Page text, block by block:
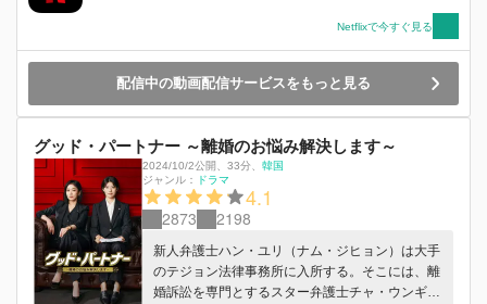
Netflixで今すぐ見る
配信中の動画配信サービスをもっと見る
グッド・パートナー ～離婚のお悩み解決します～
2024/10/2公開 33分
韓国
ジャンル：
ドラマ
4.1
2873 2198
新人弁護士ハン・ユリ（ナム・ジヒョン）は大手
のテジョン法律事務所に入所する。そこには、離
婚訴訟を専門とするスター弁護士チャ・ウンギョ